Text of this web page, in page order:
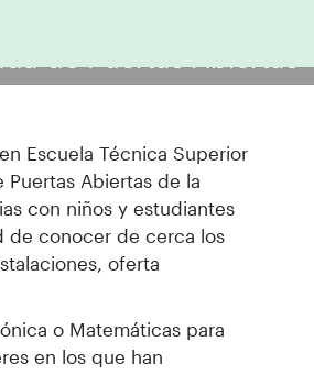
Escuela Técnica Superior
Abiertas de la
con niños y estudiantes
de conocer de cerca los
oferta
o Matemáticas para
en los que han